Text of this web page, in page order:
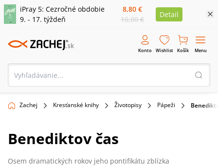
iPray 5: Cezročné obdobie
9. - 17. týždeň
8,80 €
10,00 €
Detail
Konto Wishlist Košík Menu
Zachej Kresťanské knihy Životopisy Pápeži
Benediktov čas
Osem dramatických rokov jeho pontifikátu zblízka